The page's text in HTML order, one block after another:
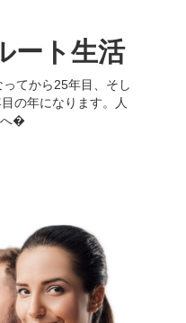
ート生活
てから25年目、そし
の年になります。人
へ�